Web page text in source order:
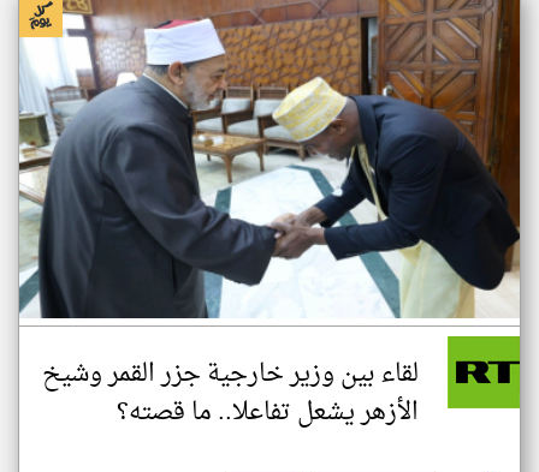
لقاء بين وزير خارجية جزر القمر وشيخ
الأزهر يشعل تفاعلا.. ما قصته؟